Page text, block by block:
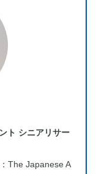
ト シニアリサー
The Japanese A